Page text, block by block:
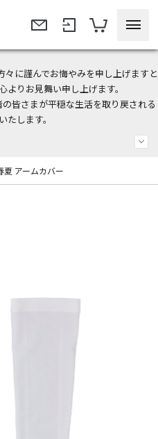
に謹んでお悔やみを申し上げますと
よりお見舞い申し上げます。
皆さまが平穏な生活を取り戻される
たします。
合わせ＞
ーポンプレゼント！
夏 アームカバー